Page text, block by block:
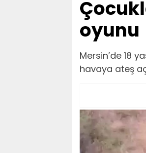
oyunu
Mersin’de 18
havaya ateş